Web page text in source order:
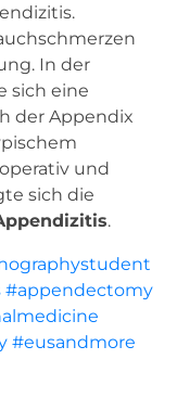
In der
sich eine
der Appendix
und
sich die
.
#appendectomy
#eusandmore